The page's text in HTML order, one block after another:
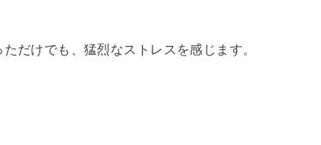
だけでも、猛烈なストレスを感じます。